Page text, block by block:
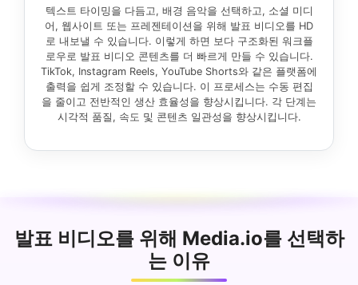
텍스트 타이밍을 다듬고, 배경 음악을 선택하고, 소셜 미디
어, 웹사이트 또는 프레젠테이션을 위해 발표 비디오를 HD
로 내보낼 수 있습니다. 이렇게 하면 보다 구조화된 워크플
로우로 발표 비디오 콘텐츠를 더 빠르게 만들 수 있습니다.
TikTok, Instagram Reels, YouTube Shorts와 같은 플랫폼에
출력을 쉽게 조정할 수 있습니다. 이 프로세스는 수동 편집
을 줄이고 전반적인 생산 효율성을 향상시킵니다. 각 단계는
시각적 품질, 속도 및 콘텐츠 일관성을 향상시킵니다.
발표 비디오를 위해 Media.io를 선택하
는 이유